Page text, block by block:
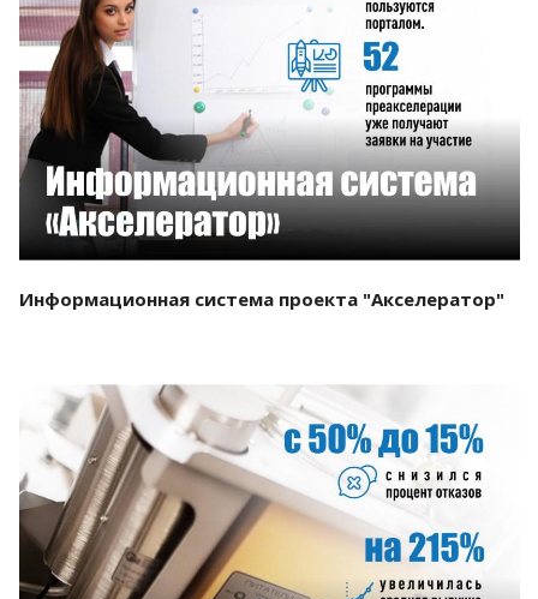
Смотреть проект
Информационная система проекта "Акселератор"
Смотреть проект